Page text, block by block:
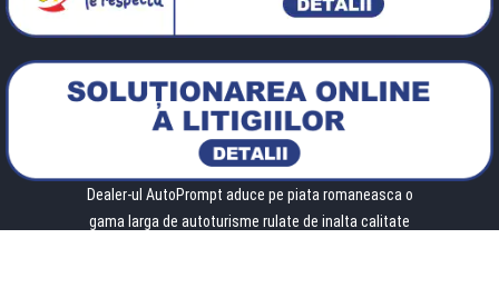
Dealer-ul AutoPrompt aduce pe piata romaneasca o
gama larga de autoturisme rulate de inalta calitate